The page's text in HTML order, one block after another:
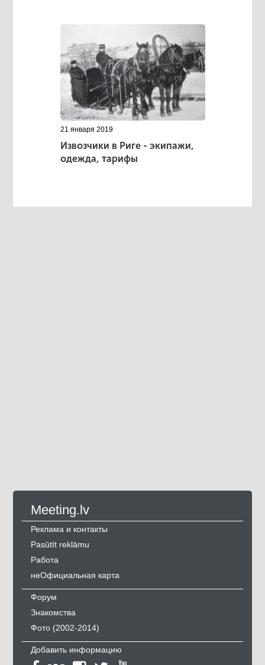
21 января 2019
Извозчики в Риге - экипажи,
одежда, тарифы
Meeting.lv
Реклама и контакты
Pasūtīt reklāmu
Работа
неОфициальная карта
Форум
Знакомства
Фото (2002-2014)
Добавить информацию